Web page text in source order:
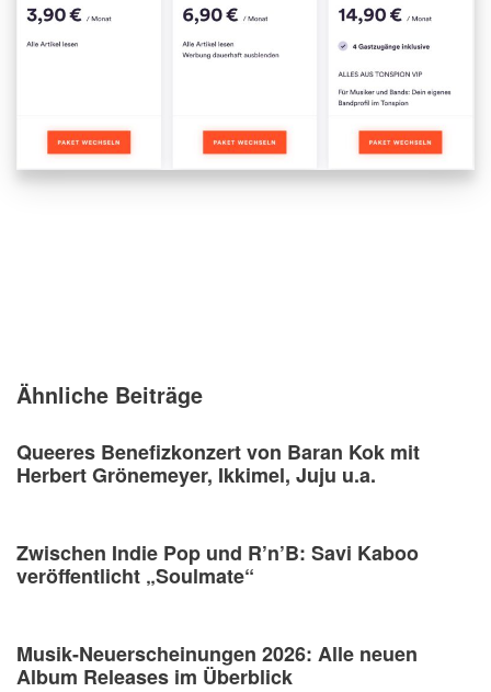
Ähnliche Beiträge
Queeres Benefizkonzert von Baran Kok mit
Herbert Grönemeyer, Ikkimel, Juju u.a.
Zwischen Indie Pop und R’n’B: Savi Kaboo
veröffentlicht „Soulmate“
Musik-Neuerscheinungen 2026: Alle neuen
Album Releases im Überblick